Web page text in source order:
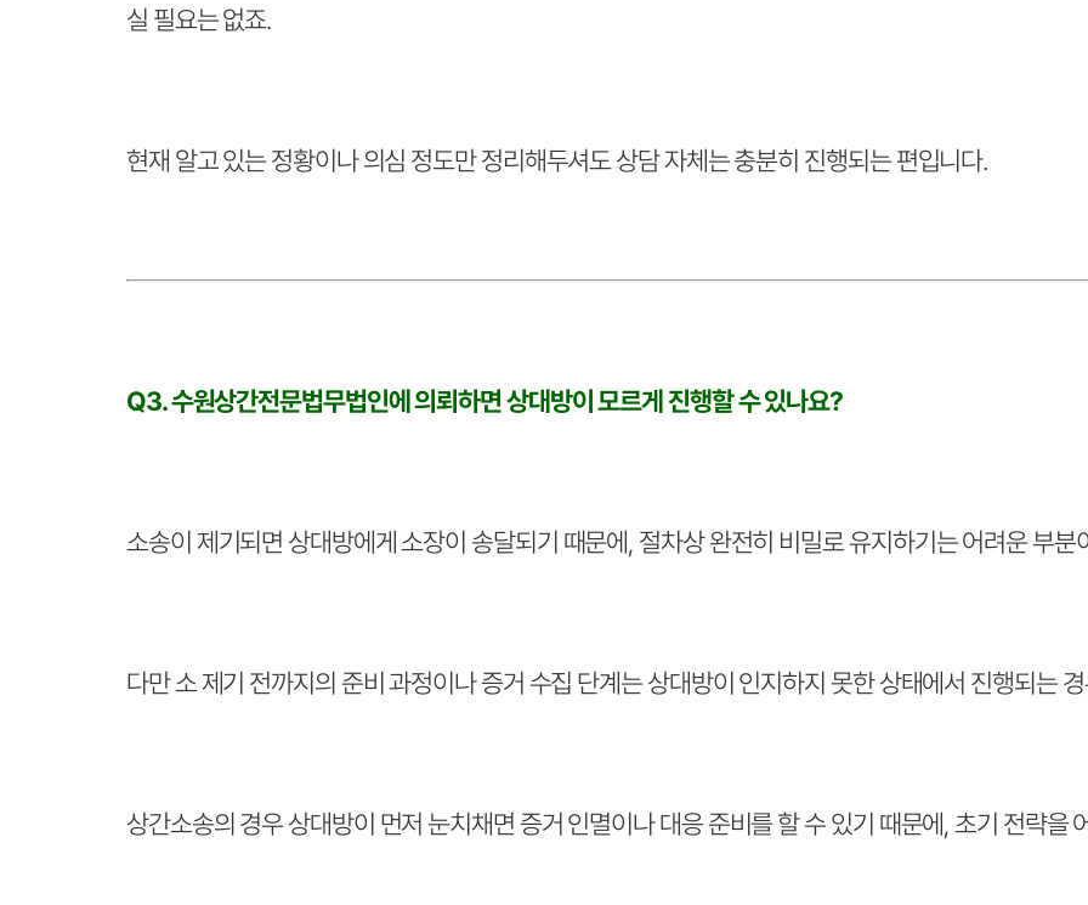
실 필요는 없죠.
현재 알고 있는 정황이나 의심 정도만 정리해두셔도 상담 자체는 충분히 진행되는 편입니다.
Q3. 수원상간전문법무법인에 의뢰하면 상대방이 모르게 진행할 수 있나요?
소송이 제기되면 상대방에게 소장이 송달되기 때문에, 절차상 완전히 비밀로 유지하기는 어려운 부분
다만 소 제기 전까지의 준비 과정이나 증거 수집 단계는 상대방이 인지하지 못한 상태에서 진행되는
상간소송의 경우 상대방이 먼저 눈치채면 증거 인멸이나 대응 준비를 할 수 있기 때문에, 초기 전략을